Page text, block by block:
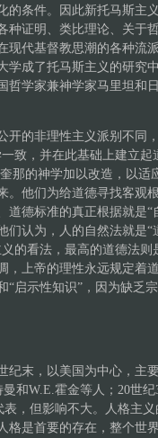
的条件。因此新托马斯主
种证明、类比理论、关于
现代基督教思潮的各种流
学成了托马斯主义的研究
哲学家兼神学家马里坦和
开的非理性主义派别不同
致，并在此基础上建立
那的神学加以改造，以适
他们为给道德寻找客观
德标准的真正根据就是“
认为，人的自然法就是“
的看法，最高的道德法则
，上帝的理性永远规定着
启示性知识”，因为缺乏
纪末，以美国为中心，主
和W.E.霍金等人；20世
，但影响不大。人格主
格是首要的存在，整个世